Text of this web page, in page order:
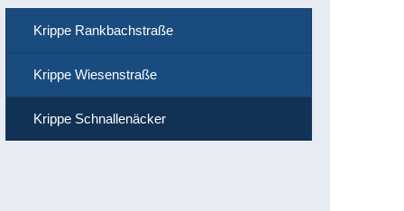
Krippe Rankbachstraße
Krippe Wiesenstraße
Krippe Schnallenäcker